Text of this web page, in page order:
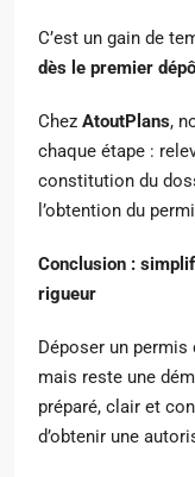
C’est un gain de
dès le premier
Chez AtoutPlans,
chaque étape :
constitution du
l’obtention du
Conclusion :
rigueur
Déposer un
mais reste une
préparé, clair et
d’obtenir une